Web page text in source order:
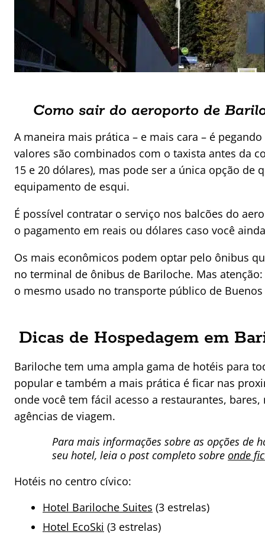
Como sair do aeroporto de
A maneira mais prática – e mais cara – é
valores são combinados com o taxista antes da
15 e 20 dólares), mas pode ser a única opção de
equipamento de esqui.
É possível contratar o serviço nos balcões do
o pagamento em reais ou dólares caso você
Os mais econômicos podem optar pelo ônibus
no terminal de ônibus de Bariloche. Mas
o mesmo usado no transporte público de Buenos
Dicas de Hospedagem em
Bariloche tem uma ampla gama de hotéis para
popular e também a mais prática é ficar nas
onde você tem fácil acesso a restaurantes,
agências de viagem.
Para mais informações sobre as opções de
seu hotel, leia o post completo sobre onde
Hotéis no centro cívico:
Hotel Bariloche Suites (3 estrelas)
Hotel EcoSki (3 estrelas)